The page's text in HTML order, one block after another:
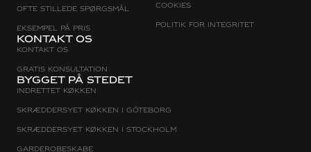
Bygget på stedet
Indrettet køkken
Skræddersyet køkken i Göteborg
Skræddersyet køkken i Stockholm
Garderobeskabe
Ofte stillede spørgsmål
Eksempel på pris
Kontakt os
Kontakt os
Gratis konsultation
cookies
Politik for integritet